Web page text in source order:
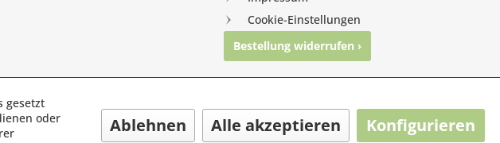
Cookie-Einstellungen
Bestellung widerrufen ›
2 | 45659 Recklinghausen
muehle.de
gesetzt
oder
Ablehnen Alle akzeptieren Konfigurieren